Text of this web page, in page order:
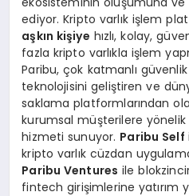
ediyor. Kripto varlık işlem
aşkın kişiye hızlı, kolay,
fazla kripto varlıkla işlem
Paribu, çok katmanlı
teknolojisini geliştiren ve
saklama platformlarından
kurumsal müşterilere yönelik
hizmeti sunuyor. Paribu Self
kripto varlık cüzdan
Paribu Ventures ile
fintech girişimlerine yatırım